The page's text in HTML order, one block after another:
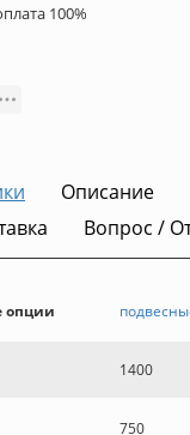
100%
Описание
Вопрос /
опции
1400
750